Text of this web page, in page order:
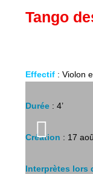
Tango
Effectif : Violon
Durée : 4’
Création : 17
Interprètes lors